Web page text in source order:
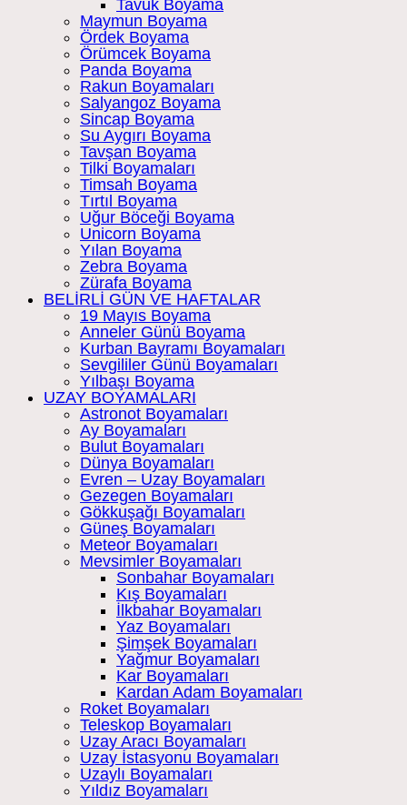
Tavuk Boyama
Maymun Boyama
Ördek Boyama
Örümcek Boyama
Panda Boyama
Rakun Boyamaları
Salyangoz Boyama
Sincap Boyama
Su Aygırı Boyama
Tavşan Boyama
Tilki Boyamaları
Timsah Boyama
Tırtıl Boyama
Uğur Böceği Boyama
Unicorn Boyama
Yılan Boyama
Zebra Boyama
Zürafa Boyama
BELİRLİ GÜN VE HAFTALAR
19 Mayıs Boyama
Anneler Günü Boyama
Kurban Bayramı Boyamaları
Sevgililer Günü Boyamaları
Yılbaşı Boyama
UZAY BOYAMALARI
Astronot Boyamaları
Ay Boyamaları
Bulut Boyamaları
Dünya Boyamaları
Evren – Uzay Boyamaları
Gezegen Boyamaları
Gökkuşağı Boyamaları
Güneş Boyamaları
Meteor Boyamaları
Mevsimler Boyamaları
Sonbahar Boyamaları
Kış Boyamaları
İlkbahar Boyamaları
Yaz Boyamaları
Şimşek Boyamaları
Yağmur Boyamaları
Kar Boyamaları
Kardan Adam Boyamaları
Roket Boyamaları
Teleskop Boyamaları
Uzay Aracı Boyamaları
Uzay İstasyonu Boyamaları
Uzaylı Boyamaları
Yıldız Boyamaları